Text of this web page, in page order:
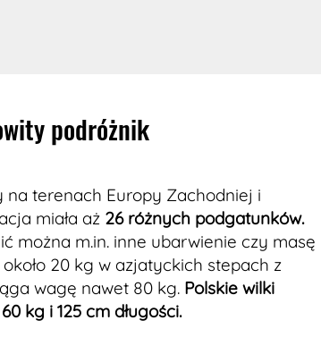
podróżnik
na terenach Europy Zachodniej i
miała aż 26 różnych podgatunków.
można m.in. inne ubarwienie czy masę
20 kg w azjatyckich stepach z
wagę nawet 80 kg. Polskie wilki
kg i 125 cm długości.